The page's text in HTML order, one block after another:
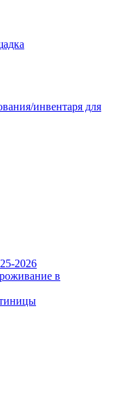
инвентаря для
2026
в